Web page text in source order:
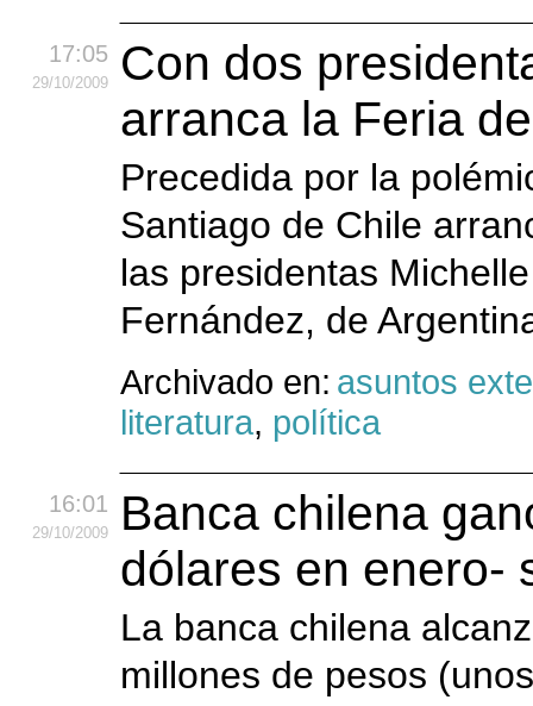
17:05
29/10/2009
Con dos
arranca la Feria
Precedida por la
Santiago de Chile
las presidentas
Fernández, de
Archivado en: asuntos
literatura, política
16:01
29/10/2009
Banca chilena
dólares en enero-
La banca chilena
millones de pesos